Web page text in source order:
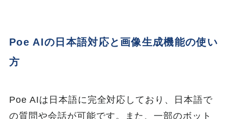
Poe AIの日本語対応と画像生成機能の使い
方
Poe AIは日本語に完全対応しており、日本語で
の質問や会話が可能です。また、一部のボット